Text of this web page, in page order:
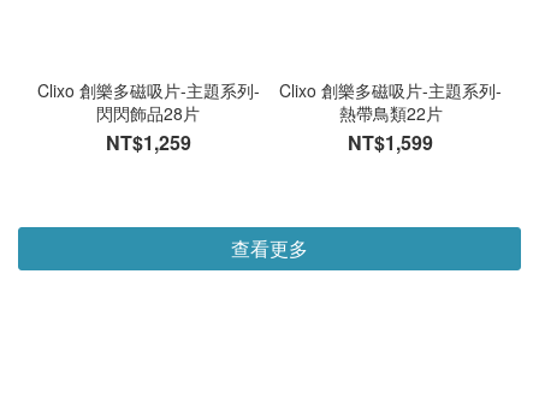
Clixo 創樂多磁吸片-主題系列-
閃閃飾品28片
NT$1,259
Clixo 創樂多磁吸片-主題系列-
熱帶鳥類22片
NT$1,599
查看更多